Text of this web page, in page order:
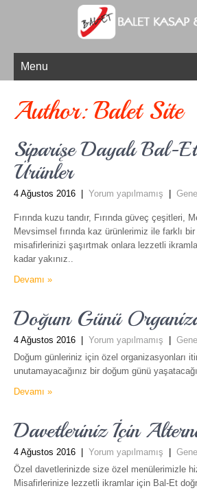
Menu
Author:Balet Site
Siparişe Dayalı Bal-
Ürünler
4 Ağustos 2016 Yorum yapılmamış Genel
Fırında kuzu tandır, Fırında güveç çeşitleri,
Mevsimsel fırında kaz ürünlerimiz ile farklı
misafirlerinizi şaşırtmak onlara lezzetli
kadar yakınız..
Devamı »
Doğum Günü
4 Ağustos 2016 Yorum yapılmamış
Genel
Doğum günleriniz için özel organizasyonları
unutamayacağınız bir doğum günü
Devamı »
Davetleriniz İçin
4 Ağustos 2016 Yorum yapılmamış
Genel
Özel davetlerinizde size özel menülerimizle
Misafirlerinize lezzetli ikramlar için Bal-Et